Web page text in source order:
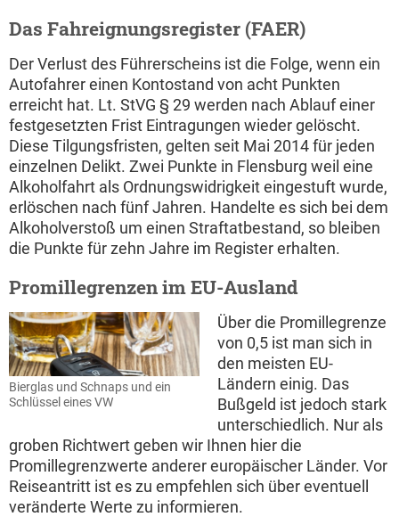
Das Fahreignungsregister (FAER)
Der Verlust des Führerscheins ist die Folge, wenn ein
Autofahrer einen Kontostand von acht Punkten
erreicht hat. Lt. StVG § 29 werden nach Ablauf einer
festgesetzten Frist Eintragungen wieder gelöscht.
Diese Tilgungsfristen, gelten seit Mai 2014 für jeden
einzelnen Delikt. Zwei Punkte in Flensburg weil eine
Alkoholfahrt als Ordnungswidrigkeit eingestuft wurde,
erlöschen nach fünf Jahren. Handelte es sich bei dem
Alkoholverstoß um einen Straftatbestand, so bleiben
die Punkte für zehn Jahre im Register erhalten.
Promillegrenzen im EU-Ausland
Bierglas und Schnaps und ein
Schlüssel eines VW
Über die Promillegrenze
von 0,5 ist man sich in
den meisten EU-
Ländern einig. Das
Bußgeld ist jedoch stark
unterschiedlich. Nur als
groben Richtwert geben wir Ihnen hier die
Promillegrenzwerte anderer europäischer Länder. Vor
Reiseantritt ist es zu empfehlen sich über eventuell
veränderte Werte zu informieren.